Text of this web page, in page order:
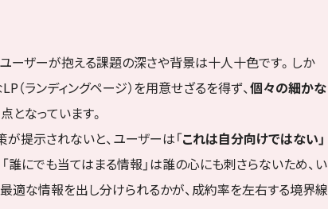
ーザーが抱える課題の深さや背景は十人十色です。しか
（ランディングページ）を用意せざるを得ず、個々の細かな
となっています。
提示されないと、ユーザーは「これは自分向けではない」
誰にでも当てはまる情報」は誰の心にも刺さらないため、い
適な情報を出し分けられるかが、成約率を左右する境界線